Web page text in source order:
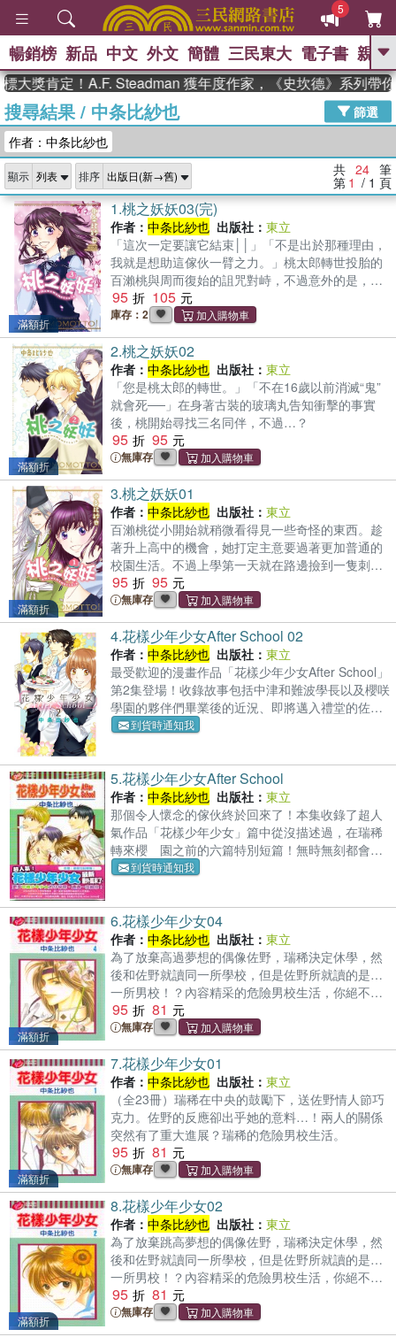
5
GO
熱搜： 高希均教授回憶錄
、 The Odyssey 、 父親節 、 如果歷
獎 臺灣漫遊錄 、 方念華 、 台灣的李
登輝時代
數學女孩：黎曼猜想 、
偉大的迷走神經
暢銷榜 新品 中文 外文 簡體 三民東大 電子書 親子
肯定！A.F. Steadman 獲年度作家，《史坎德》系列帶你踏
搜尋結果/ 中条比紗也
篩選
作者：中条比紗也
顯示 排序 共 24 筆
第 1 / 1 頁
滿額折
1.桃之妖妖03(完)
作者： 中条比紗也 出版社： 東立
「這次一定要讓它結束││」「不是出於那種理由，
我就是想助這傢伙一臂之力。」桃太郎轉世投胎的
百瀨桃與周而復始的詛咒對峙，不過意外的是，
「鬼」近在身旁…！在一旁守護著此事的志朗，萌
生出的感情是││？
95 105
庫存：2
滿額折
2.桃之妖妖02
作者： 中条比紗也 出版社： 東立
「您是桃太郎的轉世。」「不在16歲以前消滅“鬼”
就會死──」在身著古裝的玻璃丸告知衝擊的事實
後，桃開始尋找三名同伴，不過…？
95 95
無庫存
滿額折
3.桃之妖妖01
作者： 中条比紗也 出版社： 東立
百瀨桃從小開始就稍微看得見一些奇怪的東西。趁
著升上高中的機會，她打定主意要過著更加普通的
校園生活。不過上學第一天就在路邊撿到一隻刺
蝟，還發現學校裡的妖怪出奇地多，隔天又莫名其
妙地被關在學校的用具室裡。當天晚上，她撿到的
那隻刺蝟變成一個身穿古裝的漂亮大哥哥，稱呼她
為「我的主人」，並警告她危險即將逼近！
95 95
無庫存
4.花樣少年少女After School 02
作者： 中条比紗也 出版社： 東立
最受歡迎的漫畫作品「花樣少年少女After School」
第2集登場！收錄故事包括中津和難波學長以及櫻咲
學園的夥伴們畢業後的近況、即將邁入禮堂的佐野
和瑞稀之間的小插曲，還有以靈感少年萱島打工的
史」！
到貨時通知我
5.花樣少年少女After School
作者： 中条比紗也 出版社： 東立
那個令人懷念的傢伙終於回來了！本集收錄了超人
氣作品「花樣少年少女」篇中從沒描述過，在瑞稀
轉來櫻 園之前的六篇特別短篇！無時無刻都會想
起｜｜…花朵般色彩繽紛的回憶，全都集結在這一
到貨時通知我
滿額折
6.花樣少年少女04
作者： 中条比紗也 出版社： 東立
為了放棄高過夢想的偶像佐野，瑞稀決定休學，然
後和佐野就讀同一所學校，但是佐野所就讀的是…
一所男校！？內容精采的危險男校生活，你絕不可
錯過！
95 81
無庫存
滿額折
7.花樣少年少女01
作者： 中条比紗也 出版社： 東立
（全23冊）瑞稀在中央的鼓勵下，送佐野情人節巧
克力。佐野的反應卻出乎她的意料…！兩人的關係
突然有了重大進展？瑞稀的危險男校生活。
95 81
無庫存
滿額折
8.花樣少年少女02
作者： 中条比紗也 出版社： 東立
為了放棄跳高夢想的偶像佐野，瑞稀決定休學，然
後和佐野就讀同一所學校，但是佐野所就讀的是…
一所男校！？內容精采的危險男校生活，你絕不可
錯過！
95 81
無庫存